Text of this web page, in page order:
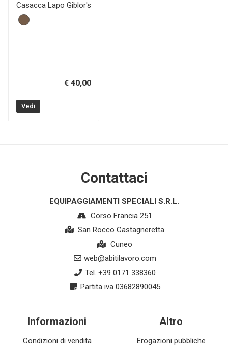
Casacca Lapo Giblor's
€ 40,00
Vedi
Contattaci
EQUIPAGGIAMENTI SPECIALI S.R.L.
Corso Francia 251
San Rocco Castagneretta
Cuneo
web@abitilavoro.com
Tel. +39 0171 338360
Partita iva 03682890045
Informazioni
Condizioni di vendita
Altro
Erogazioni pubbliche